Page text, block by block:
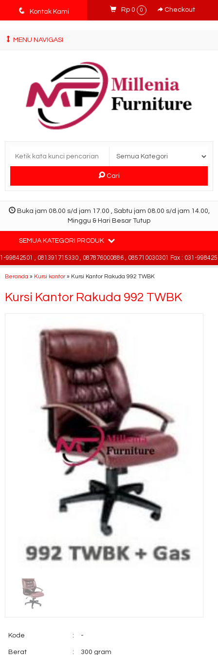
tv3ISbyqwvMDypa7aIfj2FUlPKawe7X5fX5v6wsT4Ns
q Kontak Kami Rp 0 0 Checkout
MENU NAVIGASI
Cari
Buka jam 08.00 s/d jam 17.00 , Sabtu jam 08.00 s/d jam 14.00,
Minggu & Hari Besar Tutup
SEMUA KATEGORI PRODUK
, 081391715330 , 087876000886 , 085710030301 Fax : 031-
Beranda » Kursi kantor» Kursi Kantor Rakuda 992 TWBK
Kursi Kantor Rakuda 992 TWBK
Kode : -
Berat : 300 gram